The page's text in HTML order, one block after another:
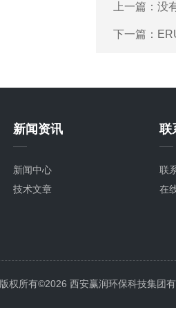
上一篇：没
下一篇：
新闻资讯
新闻中心
技术文章
联
联
在
版权所有©2026 西安赢润环保科技集团